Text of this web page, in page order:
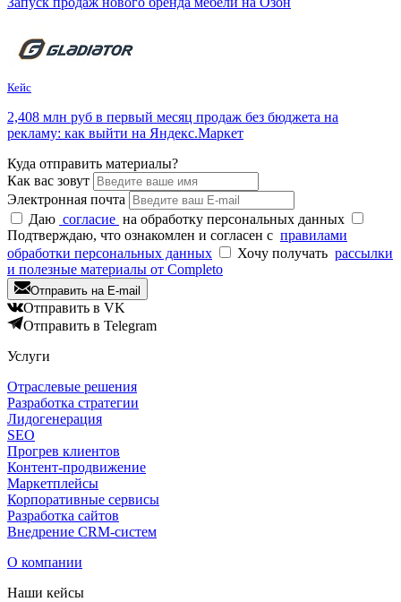
Кейс
2,408 млн руб в первый месяц продаж без бюджета на
рекламу: как выйти на Яндекс.Маркет
Куда отправить материалы?
Как вас зовут
Электронная почта
Даю согласие на обработку персональных данных
Подтверждаю, что ознакомлен и согласен с правилами
обработки персональных данных
Хочу получать рассылки
и полезные материалы от Completo
Отправить на E-mail
Отправить в VK
Отправить в Telegram
Услуги
Отраслевые решения
Разработка стратегии
Лидогенерация
SEO
Прогрев клиентов
Контент-продвижение
Маркетплейсы
Корпоративные сервисы
Разработка сайтов
Внедрение CRM-систем
О компании
Наши кейсы